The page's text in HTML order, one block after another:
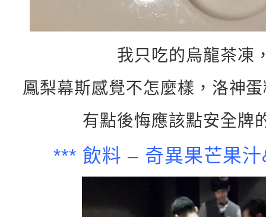
我只吃的烏龍茶凍
鳳梨幕斯感覺不怎麼樣，洛神
有點後悔應該點安全牌
*** 飲料 – 奇異果芒果